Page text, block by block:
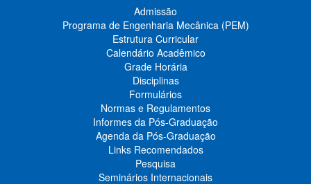
Admissão
Programa de Engenharia Mecânica (PEM)
Estrutura Curricular
Calendário Acadêmico
Grade Horária
Disciplinas
Formulários
Normas e Regulamentos
Informes da Pós-Graduação
Agenda da Pós-Graduação
Links Recomendados
Pesquisa
Seminários Internacionais